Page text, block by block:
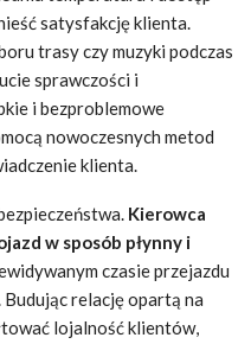
satysfakcję klienta.
trasy czy muzyki podczas
sprawczości i
i bezproblemowe
nowoczesnych metod
klienta.
Kierowca
w sposób płynny i
czasie przejazdu
relację opartą na
lojalność klientów,